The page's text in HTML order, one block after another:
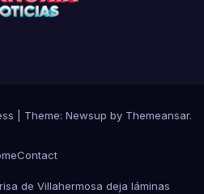
Theme: Newsup by Themeansar.
Contact
de Villahermosa deja láminas